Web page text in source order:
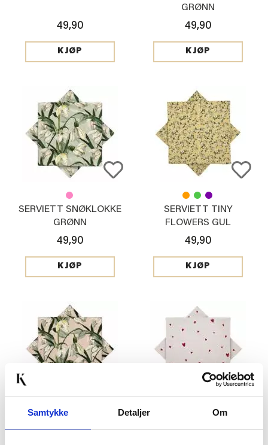
Samtykke Detaljer Om
49,90
KJØP
GRØNN
49,90
KJØP
SERVIETT SNØKLOKKE
GRØNN
49,90
KJØP
SERVIETT TINY
FLOWERS GUL
49,90
KJØP